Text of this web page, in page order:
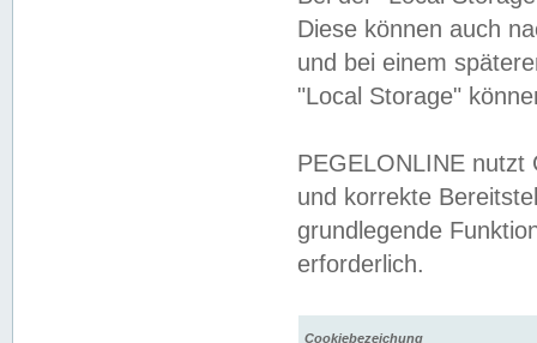
Diese können auch
und bei einem
"Local Storage"
PEGELONLINE nutzt
und korrekte
grundlegende
erforderlich.
Cookiebezeichung